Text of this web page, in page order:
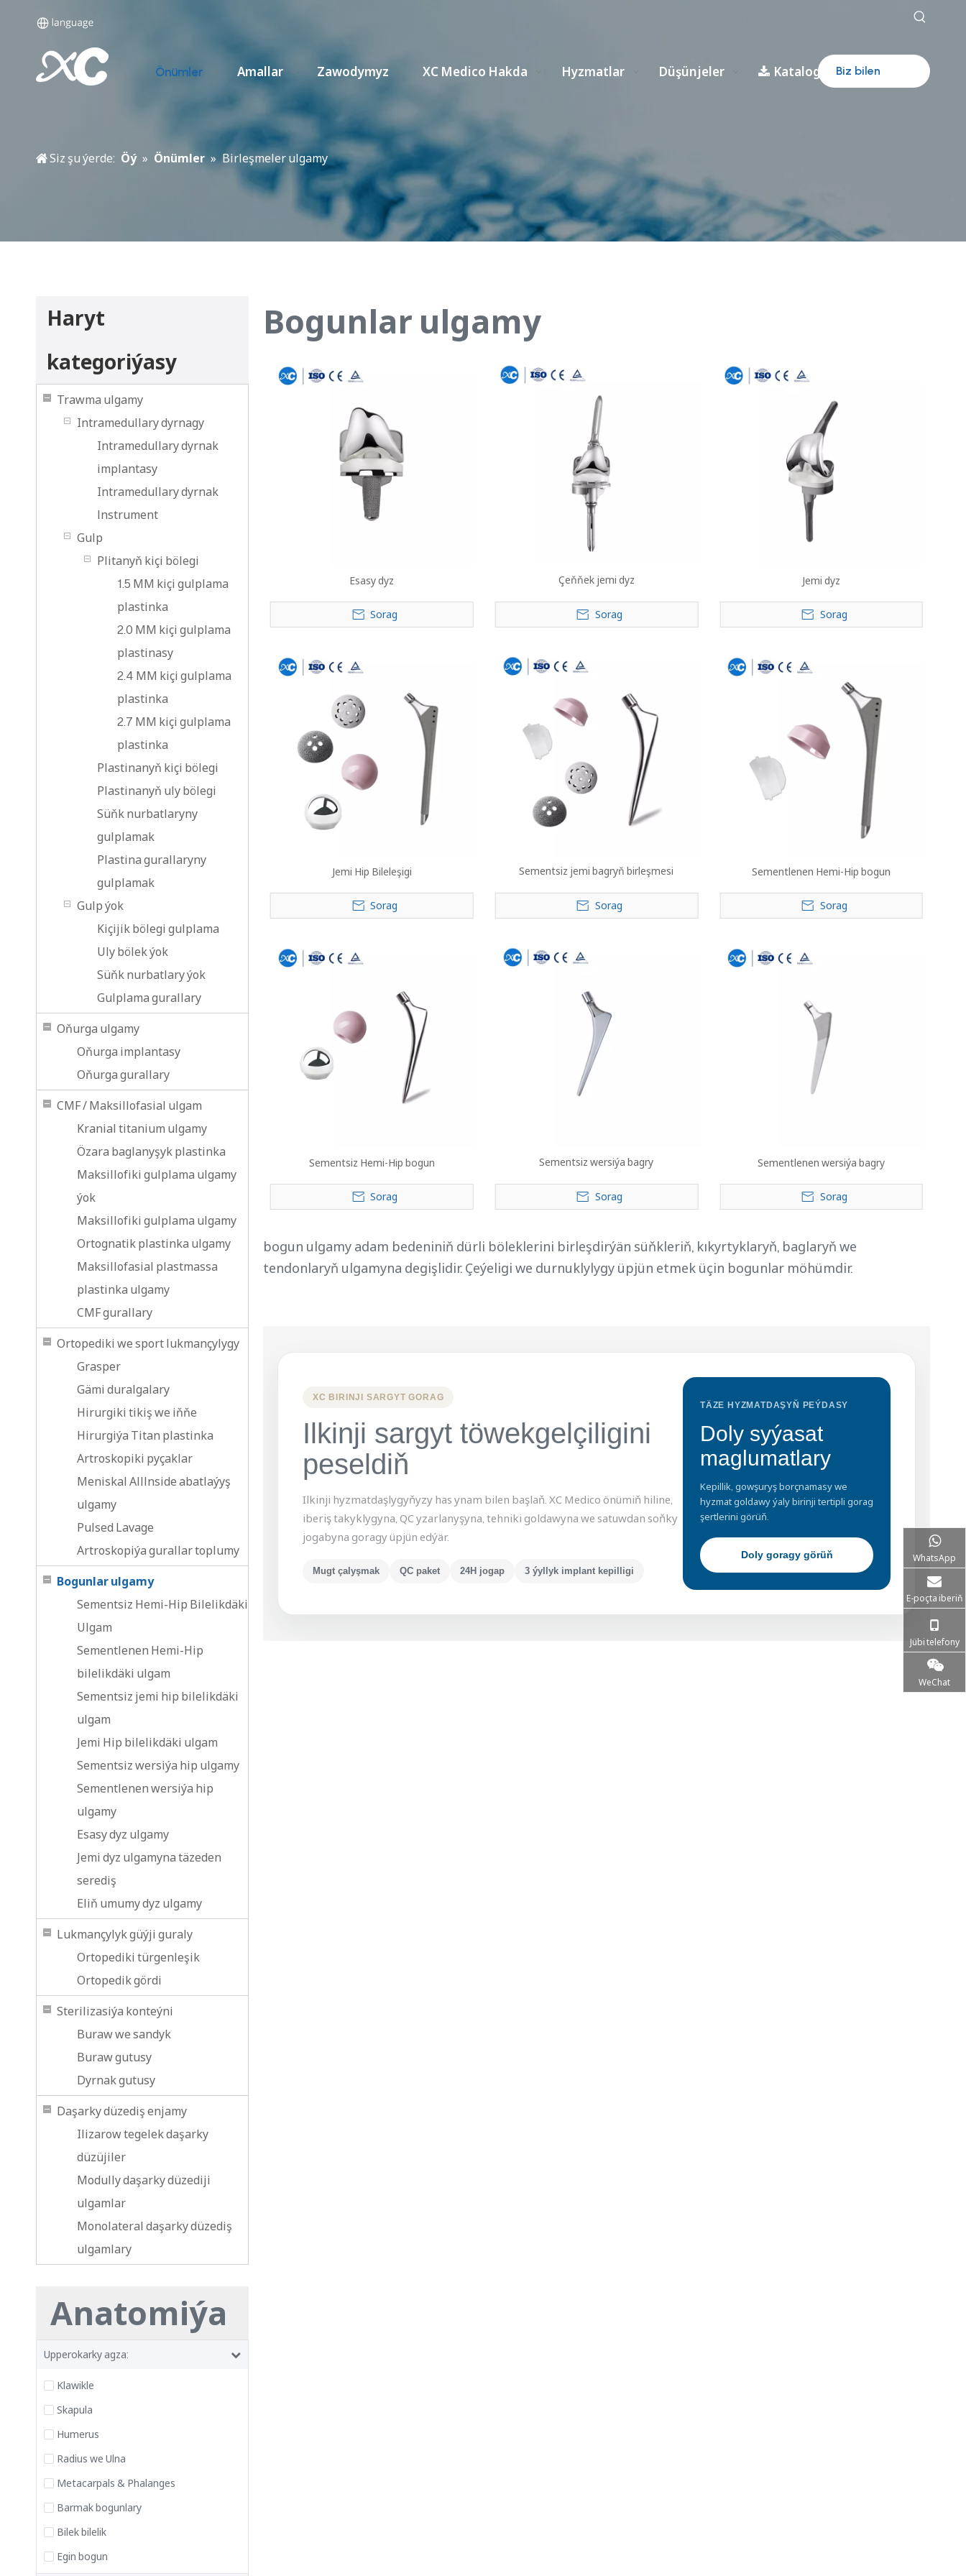
Önümler Amallar Zawodymyz XC Medico Hakda Hyzmatlar Düşünjeler Kataloglar Biz bilen
Siz şu ýerde: Öý » Önümler » Birleşmeler ulgamy
Haryt
kategoriýasy
Trawma ulgamy
Intramedullary dyrnagy
Intramedullary dyrnak
implantasy
Intramedullary dyrnak
lnstrument
Gulp
Plitanyň kiçi bölegi
1.5 MM kiçi gulplama
plastinka
2.0 MM kiçi gulplama
plastinasy
2.4 MM kiçi gulplama
plastinka
2.7 MM kiçi gulplama
plastinka
Plastinanyň kiçi bölegi
Plastinanyň uly bölegi
Süňk nurbatlaryny
gulplamak
Plastina gurallaryny
gulplamak
Gulp ýok
Kiçijik bölegi gulplama
Uly bölek ýok
Süňk nurbatlary ýok
Gulplama gurallary
Oňurga ulgamy
Oňurga implantasy
Oňurga gurallary
CMF / Maksillofasial ulgam
Kranial titanium ulgamy
Özara baglanyşyk plastinka
Maksillofiki gulplama ulgamy
ýok
Maksillofiki gulplama ulgamy
Ortognatik plastinka ulgamy
Maksillofasial plastmassa
plastinka ulgamy
CMF gurallary
Ortopediki we sport lukmançylygy
Grasper
Gämi duralgalary
Hirurgiki tikiş we iňňe
Hirurgiýa Titan plastinka
Artroskopiki pyçaklar
Meniskal Alllnside abatlaýyş
ulgamy
Pulsed Lavage
Artroskopiýa gurallar toplumy
Bogunlar ulgamy
Sementsiz Hemi-Hip Bilelikdäki
Ulgam
Sementlenen Hemi-Hip
bilelikdäki ulgam
Sementsiz jemi hip bilelikdäki
ulgam
Jemi Hip bilelikdäki ulgam
Sementsiz wersiýa hip ulgamy
Sementlenen wersiýa hip
ulgamy
Esasy dyz ulgamy
Jemi dyz ulgamyna täzeden
serediş
Eliň umumy dyz ulgamy
Lukmançylyk güýji guraly
Ortopediki türgenleşik
Ortopedik gördi
Sterilizasiýa konteýni
Buraw we sandyk
Buraw gutusy
Dyrnak gutusy
Daşarky düzediş enjamy
Ilizarow tegelek daşarky
düzüjiler
Modully daşarky düzediji
ulgamlar
Monolateral daşarky düzediş
ulgamlary
Anatomiýa
Upperokarky agza:
Klawikle
Skapula
Humerus
Radius we Ulna
Metacarpals & Phalanges
Barmak bogunlary
Bilek bilelik
Egin bogun
Bogunlar ulgamy
Esasy dyz
Sorag
Çeňňek jemi dyz
Sorag
Jemi dyz
Sorag
Jemi Hip Bileleşigi
Sorag
Sementsiz jemi bagryň birleşmesi
Sorag
Sementlenen Hemi-Hip bogun
Sorag
Sementsiz Hemi-Hip bogun
Sorag
Sementsiz wersiýa bagry
Sorag
Sementlenen wersiýa bagry
Sorag
bogun ulgamy adam bedeniniň dürli böleklerini birleşdirýän süňkleriň, kıkyrtyklaryň, baglaryň we
tendonlaryň ulgamyna degişlidir. Çeýeligi we durnuklylygy üpjün etmek üçin bogunlar möhümdir.
XC BIRINJI SARGYT GORAG
Ilkinji sargyt töwekgelçiligini
peseldiň
Ilkinji hyzmatdaşlygyňyzy has ynam bilen başlaň. XC Medico önümiň hiline,
iberiş takyklygyna, QC yzarlanyşyna, tehniki goldawyna we satuwdan soňky
jogabyna goragy üpjün edýär.
Mugt çalyşmak QC paket 24H jogap 3 ýyllyk implant kepilligi
TÄZE HYZMATDAŞYŇ PEÝDASY
Doly syýasat
maglumatlary
Kepillik, gowşuryş borçnamasy we
hyzmat goldawy ýaly birinji tertipli gorag
şertlerini görüň.
Doly goragy görüň WhatsApp
E-poçta iberiň
Jübi telefony
WeChat